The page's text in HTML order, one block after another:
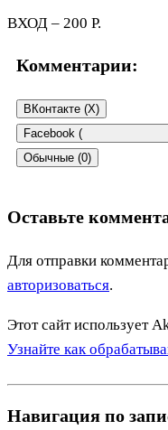
ВХОД – 200 Р.
Комментарии:
ВКонтакте (X)
Facebook (
Обычные (0)
Оставьте
Для отправки
авторизоваться.
Этот сайт использует
Узнайте как
Навигация по